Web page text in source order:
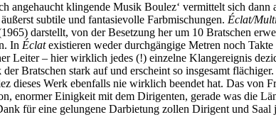
angehaucht klingende Musik Boulez‘ vermittelt sich dann
subtile und fantasievolle Farbmischungen. Éclat/
darstellt, von der Besetzung her um 10 Bratschen
In Éclatexistieren weder durchgängige Metren noch
Leiter – hier wirklich jedes (!) einzelne Klangereignis
Bratschen stark auf und erscheint so insgesamt
dieses Werk ebenfalls nie wirklich beendet hat. Das von
enormer Einigkeit mit dem Dirigenten, gerade was die
für eine gelungene Darbietung zollen Dirigent und Saal